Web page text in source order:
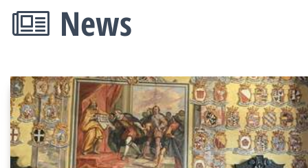
News